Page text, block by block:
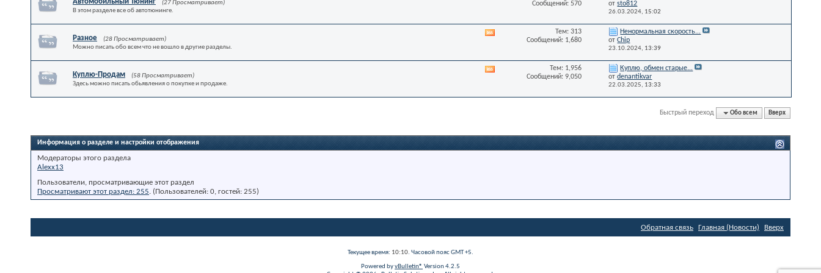
(27 Просматривает)
В этом разделе все об автотюнинге.
раздела
Сообщений: 570
отsto812
26.03.2024, 15:02
Разное
(28 Просматривает)
Можно писать обо всем что не вошло в другие разделы.
раздела
Тем: 313
Сообщений: 1,680
Ненормальная скорость...
отChip
23.10.2024, 13:39
Куплю-Продам
(58 Просматривает)
Здесь можно писать обьявления о покупке и продаже.
раздела
Тем: 1,956
Сообщений: 9,050
Куплю, обмен старые...
отdenantikvar
22.03.2025, 13:33
Быстрый переход Обо всем Вверх
Информация о разделе и настройки отображения
Модераторы этого раздела
Alexx13
Пользователи, просматривающие этот раздел
Просматривают этот раздел: 255. (Пользователей: 0, гостей: 255)
Обратная связь Главная (Новости) Вверх
Текущее время: 10:10. Часовой пояс GMT +5.
Powered byvBulletin® Version 4.2.5